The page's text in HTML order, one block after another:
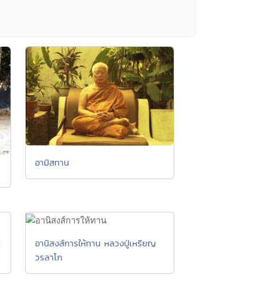
อามิสทาน
อานิสงส์การให้ทาน หลวงปู่เหรียญ
วรลาโภ